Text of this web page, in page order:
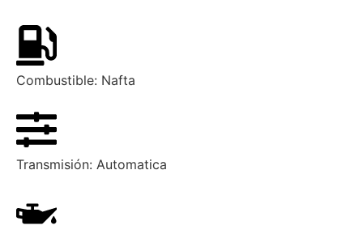
Combustible: Nafta
Transmisión: Automatica